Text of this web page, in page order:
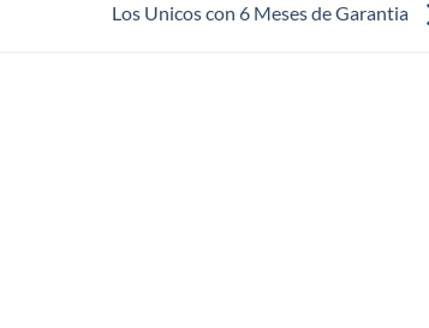
Los Unicos con 6 Meses de Garantia